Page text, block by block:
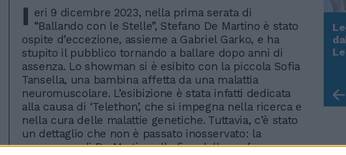
I eri 9 dicembre 2023, nella prima serata di
“Ballando con le Stelle”, Stefano De Martino è stato
ospite d’eccezione, assieme a Gabriel Garko, e ha
stupito il pubblico tornando a ballare dopo anni di
assenza. Lo showman si è esibito con la piccola Sofia
Tansella, una bambina affetta da una malattia
neuromuscolare. L’esibizione è stata infatti dedicata
alla causa di ‘Telethon’, che si impegna nella ricerca e
nella cura delle malattie genetiche. Tuttavia, c’è stato
un dettaglio che non è passato inosservato: la
scomparsa di De Martino alla fine della performance.
Rudy Giuliani a Come States?
Trump, Meloni e la strategia
americana